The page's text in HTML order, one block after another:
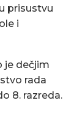
prisustvu
i
je dečjim
rada
8. razreda.